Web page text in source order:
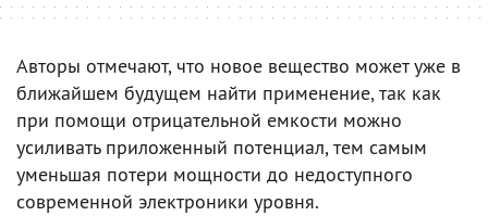
Авторы отмечают, что новое вещество может уже в
ближайшем будущем найти применение, так как
при помощи отрицательной емкости можно
усиливать приложенный потенциал, тем самым
уменьшая потери мощности до недоступного
современной электроники уровня.